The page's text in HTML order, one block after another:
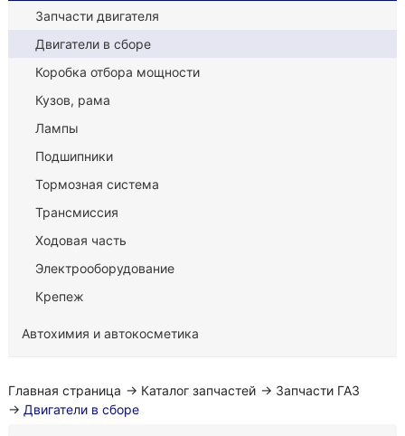
Запчасти двигателя
Двигатели в сборе
Коробка отбора мощности
Кузов, рама
Лампы
Подшипники
Тормозная система
Трансмиссия
Ходовая часть
Электрооборудование
Крепеж
Автохимия и автокосметика
Главная страница → Каталог запчастей → Запчасти ГАЗ
→ Двигатели в сборе